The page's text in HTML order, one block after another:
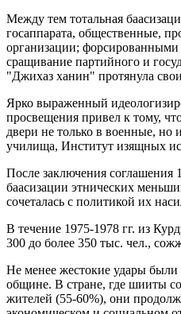
Между тем тотальная
госаппарата, общественные,
организации;
сращивание партийного и
"Джихаз ханин" протянула
Ярко выраженный
просвещения привел к тому,
двери не только в военные, но
училища, Институт изящных
После заключения соглашения
баасизации этнических
сочеталась с политикой их
В течение 1975-1978 гг. из
300 до более 350 тыс. чел.,
Не менее жестокие удары
общине. В стране, где шииты
жителей (55-60%), они